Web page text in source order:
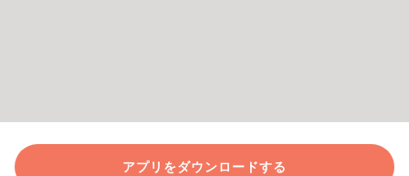
アプリをダウンロードする